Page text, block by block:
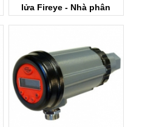
lửa Fireye - Nhà phân